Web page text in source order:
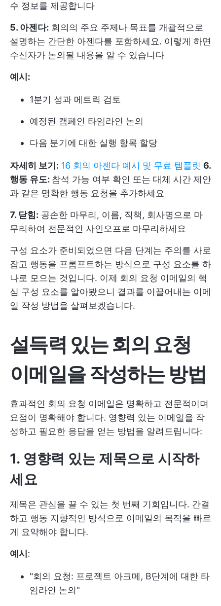
수 정보를 제공합니다
5. 아젠다: 회의의 주요 주제나 목표를 개괄적으로
설명하는 간단한 아젠다를 포함하세요. 이렇게 하면
수신자가 논의될 내용을 알 수 있습니다
예시:
1분기 성과 메트릭 검토
예정된 캠페인 타임라인 논의
다음 분기에 대한 실행 항목 할당
자세히 보기: 16 회의 아젠다 예시 및 무료 템플릿 6.
행동 유도: 참석 가능 여부 확인 또는 대체 시간 제안
과 같은 명확한 행동 요청을 추가하세요
7. 닫힘: 공손한 마무리, 이름, 직책, 회사명으로 마
무리하여 전문적인 사인오프로 마무리하세요
구성 요소가 준비되었으면 다음 단계는 주의를 사로
잡고 행동을 프롬프트하는 방식으로 구성 요소를 하
나로 모으는 것입니다. 이제 회의 요청 이메일의 핵
심 구성 요소를 알아봤으니 결과를 이끌어내는 이메
일 작성 방법을 살펴보겠습니다.
설득력 있는 회의 요청
이메일을 작성하는 방법
효과적인 회의 요청 이메일은 명확하고 전문적이며
요점이 명확해야 합니다. 영향력 있는 이메일을 작
성하고 필요한 응답을 얻는 방법을 알려드립니다:
1. 영향력 있는 제목으로 시작하
세요
제목은 관심을 끌 수 있는 첫 번째 기회입니다. 간결
하고 행동 지향적인 방식으로 이메일의 목적을 빠르
게 요약해야 합니다.
예시 :
"회의 요청: 프로젝트 아크메, B단계에 대한 타
임라인 논의"